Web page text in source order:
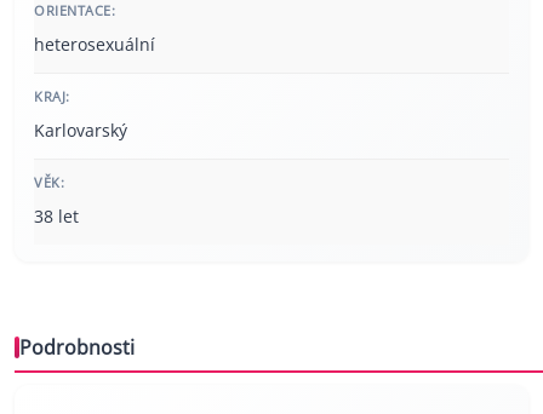
ORIENTACE:
heterosexuální
KRAJ:
Karlovarský
VĚK:
38 let
Podrobnosti